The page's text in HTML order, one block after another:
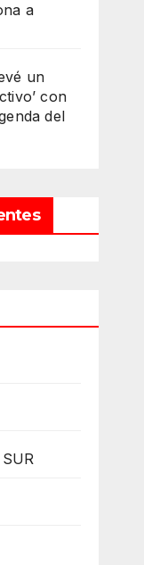
a
un
con
del